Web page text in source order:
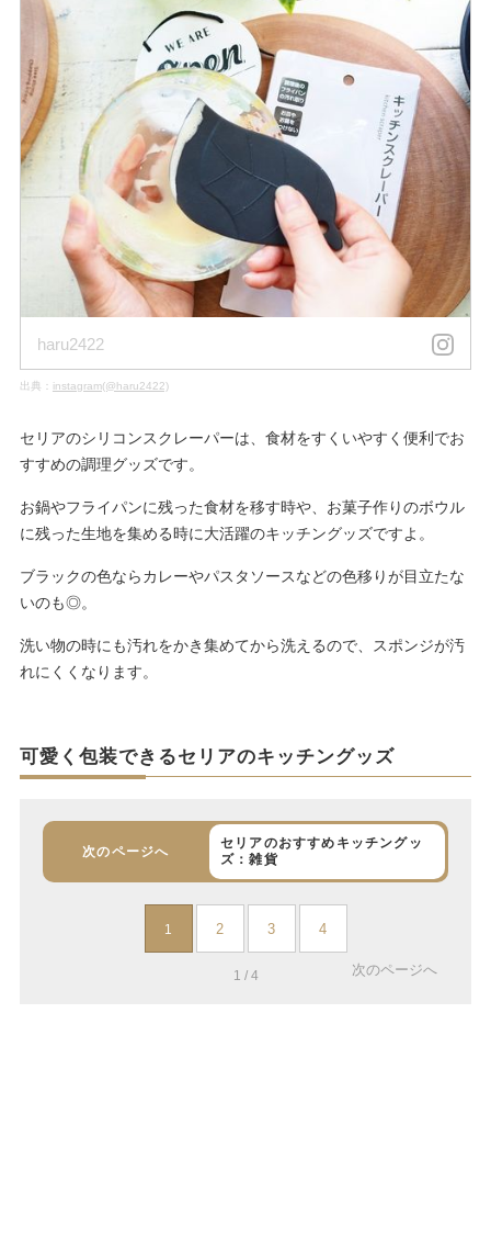
haru2422
出典： instagram(@haru2422)
セリアのシリコンスクレーパーは、食材をすくいやすく便利でお
すすめの調理グッズです。
お鍋やフライパンに残った食材を移す時や、お菓子作りのボウル
に残った生地を集める時に大活躍のキッチングッズですよ。
ブラックの色ならカレーやパスタソースなどの色移りが目立たな
いのも◎。
洗い物の時にも汚れをかき集めてから洗えるので、スポンジが汚
れにくくなります。
可愛く包装できるセリアのキッチングッズ
次のページへ
セリアのおすすめキッチングッ
ズ：雑貨
1 2 3 4
1 / 4 次のページへ